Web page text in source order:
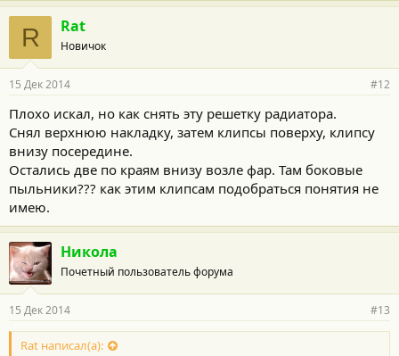
R Rat
Новичок
15 Дек 2014 #12
Плохо искал, но как снять эту решетку радиатора.
Снял верхнюю накладку, затем клипсы поверху, клипсу
внизу посередине.
Остались две по краям внизу возле фар. Там боковые
пыльники??? как этим клипсам подобраться понятия не
имею.
Никола
Почетный пользователь форума
15 Дек 2014 #13
Rat написал(а):